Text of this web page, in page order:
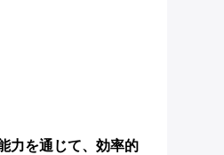
力を通じて、効率的